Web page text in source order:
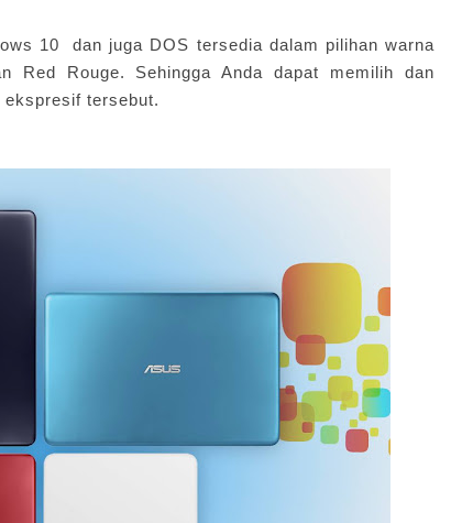
10 dan juga DOS tersedia dalam pilihan warna
Red Rouge. Sehingga Anda dapat memilih dan
ekspresif tersebut.